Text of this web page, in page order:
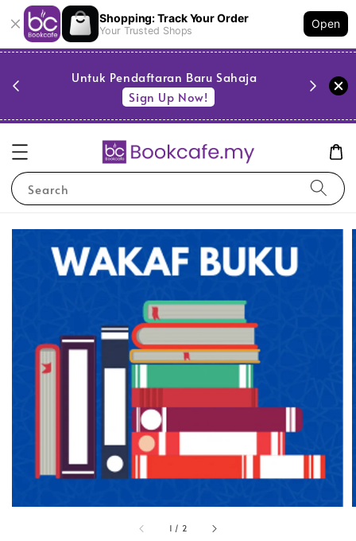
Shopping: Track Your Order
Your Trusted Shops
Open
Untuk Pendaftaran Baru Sahaja
Sign Up Now!
Search
1 / 2